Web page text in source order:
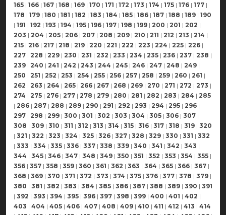
165 | 166 | 167 | 168 | 169 | 170 | 171 | 172 | 173 | 174 | 175 | 176 | 177 |
178 | 179 | 180 | 181 | 182 | 183 | 184 | 185 | 186 | 187 | 188 | 189 | 190
| 191 | 192 | 193 | 194 | 195 | 196 | 197 | 198 | 199 | 200 | 201 | 202 |
203 | 204 | 205 | 206 | 207 | 208 | 209 | 210 | 211 | 212 | 213 | 214 |
215 | 216 | 217 | 218 | 219 | 220 | 221 | 222 | 223 | 224 | 225 | 226 |
227 | 228 | 229 | 230 | 231 | 232 | 233 | 234 | 235 | 236 | 237 | 238 |
239 | 240 | 241 | 242 | 243 | 244 | 245 | 246 | 247 | 248 | 249 |
250 | 251 | 252 | 253 | 254 | 255 | 256 | 257 | 258 | 259 | 260 | 261 |
262 | 263 | 264 | 265 | 266 | 267 | 268 | 269 | 270 | 271 | 272 | 273 |
274 | 275 | 276 | 277 | 278 | 279 | 280 | 281 | 282 | 283 | 284 | 285
| 286 | 287 | 288 | 289 | 290 | 291 | 292 | 293 | 294 | 295 | 296 |
297 | 298 | 299 | 300 | 301 | 302 | 303 | 304 | 305 | 306 | 307 |
308 | 309 | 310 | 311 | 312 | 313 | 314 | 315 | 316 | 317 | 318 | 319 | 320
| 321 | 322 | 323 | 324 | 325 | 326 | 327 | 328 | 329 | 330 | 331 | 332
| 333 | 334 | 335 | 336 | 337 | 338 | 339 | 340 | 341 | 342 | 343 |
344 | 345 | 346 | 347 | 348 | 349 | 350 | 351 | 352 | 353 | 354 | 355 |
356 | 357 | 358 | 359 | 360 | 361 | 362 | 363 | 364 | 365 | 366 | 367 |
368 | 369 | 370 | 371 | 372 | 373 | 374 | 375 | 376 | 377 | 378 | 379 |
380 | 381 | 382 | 383 | 384 | 385 | 386 | 387 | 388 | 389 | 390 | 391
| 392 | 393 | 394 | 395 | 396 | 397 | 398 | 399 | 400 | 401 | 402 |
403 | 404 | 405 | 406 | 407 | 408 | 409 | 410 | 411 | 412 | 413 | 414